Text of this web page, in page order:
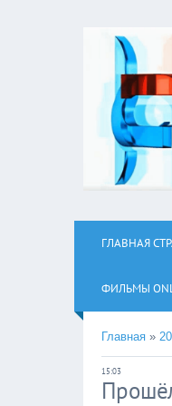
ГЛАВНАЯ
ФИЛЬМЫ
Главная »
15:03